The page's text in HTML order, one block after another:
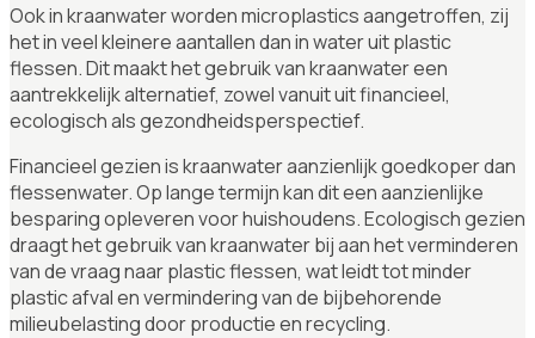
Ook in kraanwater worden microplastics aangetroffen, zij
het in veel kleinere aantallen dan in water uit plastic
flessen. Dit maakt het gebruik van kraanwater een
aantrekkelijk alternatief, zowel vanuit uit financieel,
ecologisch als gezondheidsperspectief.
Financieel gezien is kraanwater aanzienlijk goedkoper dan
flessenwater. Op lange termijn kan dit een aanzienlijke
besparing opleveren voor huishoudens. Ecologisch gezien
draagt het gebruik van kraanwater bij aan het verminderen
van de vraag naar plastic flessen, wat leidt tot minder
plastic afval en vermindering van de bijbehorende
milieubelasting door productie en recycling.